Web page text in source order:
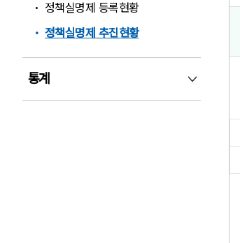
정책실명제 등록현황
정책실명제 추진현황
통계